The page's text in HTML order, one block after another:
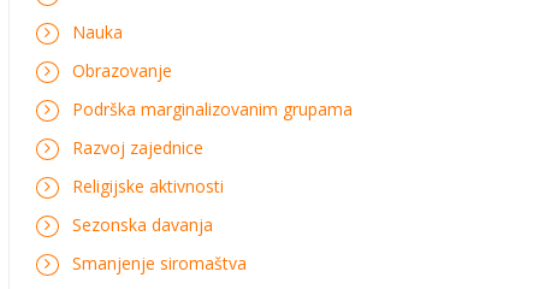
Nauka
Obrazovanje
Podrška marginalizovanim grupama
Razvoj zajednice
Religijske aktivnosti
Sezonska davanja
Smanjenje siromaštva